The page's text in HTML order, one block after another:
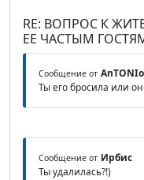
RE: ВОПРОС К
ЕЕ ЧАСТЫМ
Сообщение от
Ты его бросила или он
Сообщение от Ирбис
Ты удалилась?!)